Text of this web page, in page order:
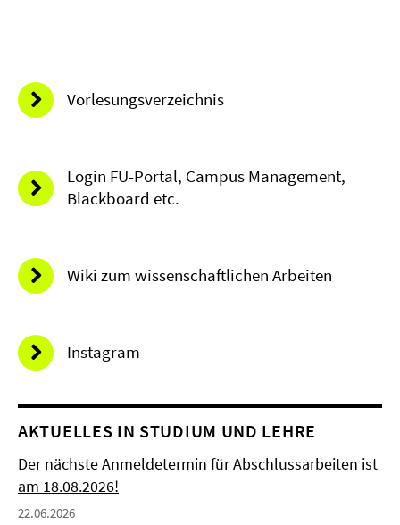
Vorlesungsverzeichnis
Login FU-Portal, Campus Management,
Blackboard etc.
Wiki zum wissenschaftlichen Arbeiten
Instagram
AKTUELLES IN STUDIUM UND LEHRE
Der nächste Anmeldetermin für Abschlussarbeiten ist
am 18.08.2026!
22.06.2026